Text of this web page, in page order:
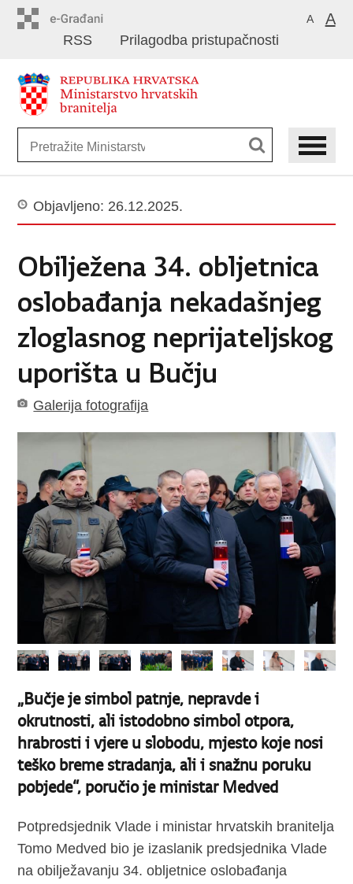
sadržaj
A A
Prilagodba pristupačnosti
RSS
Objavljeno: 26.12.2025.
Obilježena 34. obljetnica
oslobađanja nekadašnjeg
zloglasnog neprijateljskog
uporišta u Bučju
Galerija fotografija
„Bučje je simbol patnje, nepravde i
okrutnosti, ali istodobno simbol otpora,
hrabrosti i vjere u slobodu, mjesto koje nosi
teško breme stradanja, ali i snažnu poruku
pobjede“, poručio je ministar Medved
Potpredsjednik Vlade i ministar hrvatskih branitelja
Tomo Medved bio je izaslanik predsjednika Vlade
na obilježavanju 34. obljetnice oslobađanja